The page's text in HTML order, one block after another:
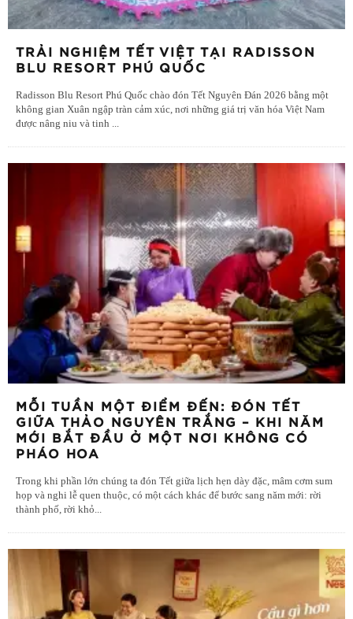
TRẢI NGHIỆM TẾT VIỆT TẠI RADISSON
BLU RESORT PHÚ QUỐC
Radisson Blu Resort Phú Quốc chào đón Tết Nguyên Đán 2026 bằng một
không gian Xuân ngập tràn cảm xúc, nơi những giá trị văn hóa Việt Nam
được nâng niu và tinh ...
MỖI TUẦN MỘT ĐIỂM ĐẾN: ĐÓN TẾT
GIỮA THẢO NGUYÊN TRẮNG – KHI NĂM
MỚI BẮT ĐẦU Ở MỘT NƠI KHÔNG CÓ
PHÁO HOA
Trong khi phần lớn chúng ta đón Tết giữa lịch hẹn dày đặc, mâm cơm sum
họp và nghi lễ quen thuộc, có một cách khác để bước sang năm mới: rời
thành phố, rời khỏ...